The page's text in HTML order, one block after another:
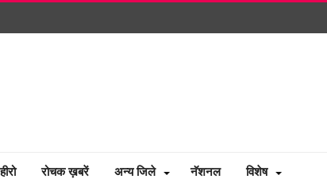
रोचक ख़बरें अन्य जिले नॅशनल विशेष